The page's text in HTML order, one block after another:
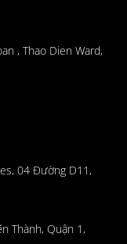
, Thao Dien Ward,
04 Đường D11,
Thành, Quận 1,